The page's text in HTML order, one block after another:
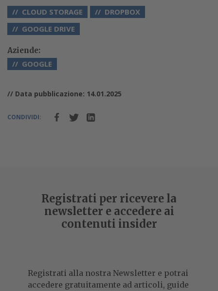
CLOUD STORAGE
DROPBOX
GOOGLE DRIVE
Aziende:
GOOGLE
// Data pubblicazione: 14.01.2025
CONDIVIDI:
Registrati per ricevere la
newsletter e accedere ai
contenuti insider
Registrati alla nostra Newsletter e potrai
accedere gratuitamente ad articoli, guide